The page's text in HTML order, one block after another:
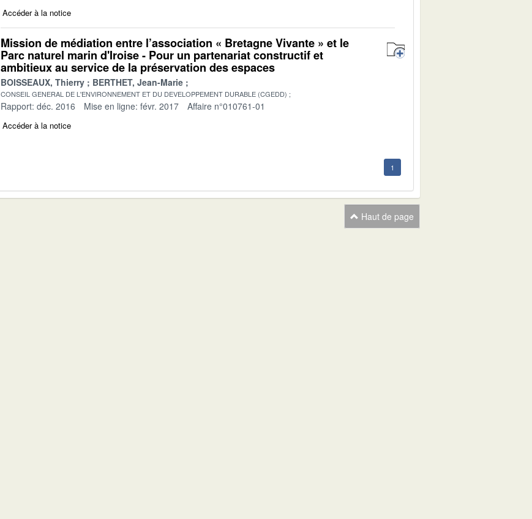
Accéder à la notice
Mission de médiation entre l’association « Bretagne Vivante » et le
Parc naturel marin d'Iroise - Pour un partenariat constructif et
ambitieux au service de la préservation des espaces
BOISSEAUX, Thierry BERTHET, Jean-Marie
CONSEIL GENERAL DE L'ENVIRONNEMENT ET DU DEVELOPPEMENT DURABLE (CGEDD)
Rapport: déc. 2016 Mise en ligne: févr. 2017 Affaire n°010761-01
Accéder à la notice
1
Haut de page